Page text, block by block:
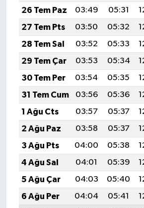
26 Tem Paz
03:49 05:31
27 Tem Pts
03:50 05:32
28 Tem Sal
03:52 05:33
29 Tem Çar
03:53 05:34
30 Tem Per
03:54 05:35
31 Tem Cum
03:56 05:36
1 Ağu Cts
03:57 05:37
2 Ağu Paz
03:58 05:37
3 Ağu Pts
04:00 05:38
4 Ağu Sal
04:01 05:39
5 Ağu Çar
04:03 05:40
6 Ağu Per
04:04 05:41